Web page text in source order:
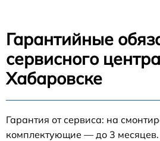
Гарантийные
сервисного
Хабаровске
Гарантия от сервиса: на
комплектующие — до 3 месяцев.